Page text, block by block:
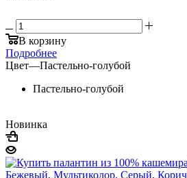
В корзину
Подробнее
Цвет—Пастельно-голубой
Пастельно-голубой
Новинка